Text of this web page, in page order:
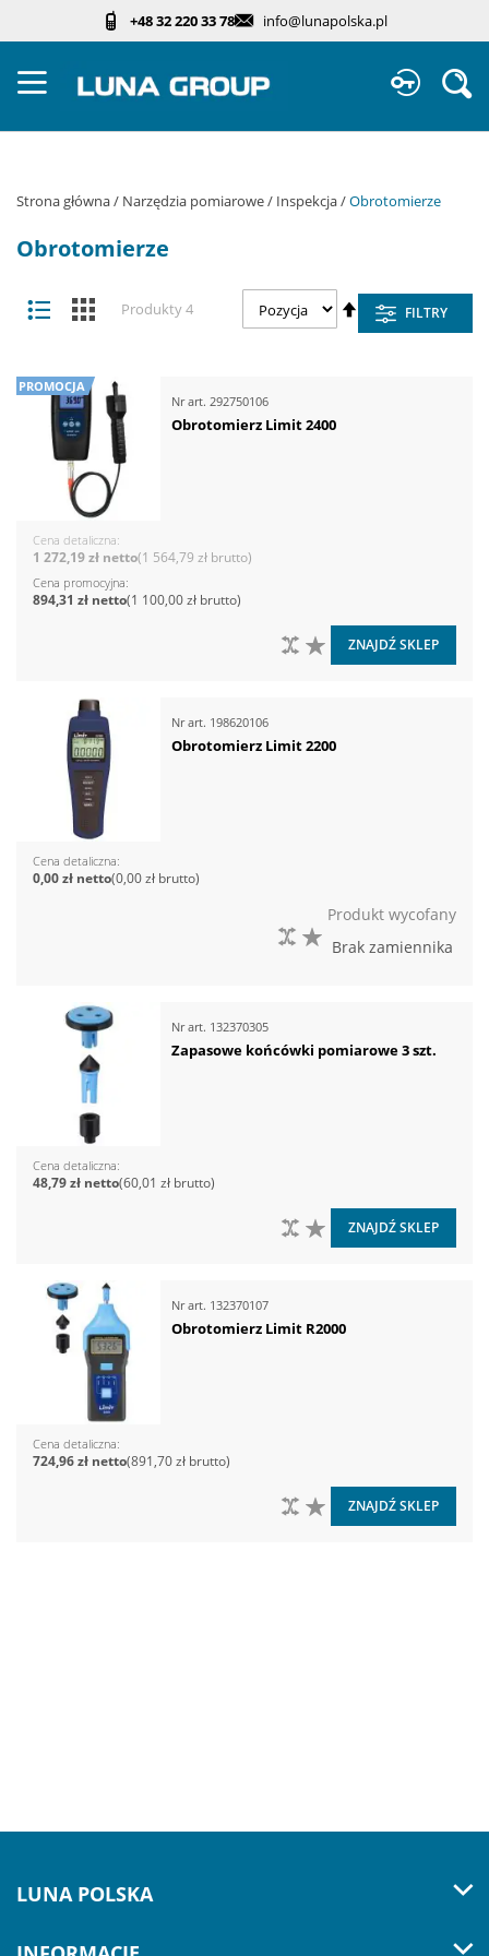
+48 32 220 33 78 info@lunapolska.pl
Strona główna Narzędzia pomiarowe Inspekcja Obrotomierze
Obrotomierze
Zobacz
jako
Lista KafelkiProdukty4
Ustaw
kierunek
malejący
FILTRY
PROMOCJA
Nr art. 292750106
Obrotomierz Limit 2400
Cena detaliczna
1 564,79 zł
1 272,19 zł
Cena promocyjna
1 100,00 zł
894,31 zł
DO LISTY ŻYCZEŃ
DO PORÓWNANIA
ZNAJDŹ SKLEP
Nr art. 198620106
Obrotomierz Limit 2200
Cena detaliczna
0,00 zł
0,00 zł
DO PORÓWNANIA
Produkt wycofany
Brak zamiennika
Nr art. 132370305
Zapasowe końcówki pomiarowe 3 szt.
Cena detaliczna
60,01 zł
48,79 zł
DO LISTY ŻYCZEŃ
DO PORÓWNANIA
ZNAJDŹ SKLEP
Nr art. 132370107
Obrotomierz Limit R2000
Cena detaliczna
891,70 zł
724,96 zł
DO LISTY ŻYCZEŃ
DO PORÓWNANIA
ZNAJDŹ SKLEP
LUNA POLSKA